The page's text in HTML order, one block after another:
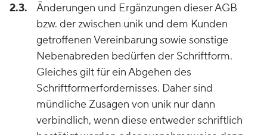
2.3.
Änderungen und Ergänzungen dieser AGB
bzw. der zwischen unik und dem Kunden
getroffenen Vereinbarung sowie sonstige
Nebenabreden bedürfen der Schriftform.
Gleiches gilt für ein Abgehen des
Schriftformerfordernisses. Daher sind
mündliche Zusagen von unik nur dann
verbindlich, wenn diese entweder schriftlich